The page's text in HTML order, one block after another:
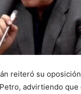
reiteró su
advirtiendo que